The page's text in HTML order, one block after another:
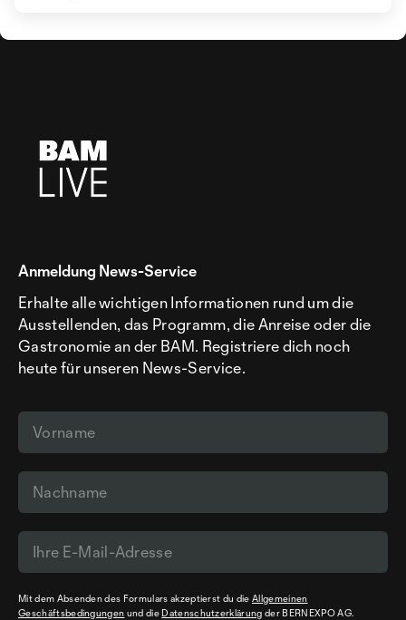
Anmeldung News-Service
Erhalte alle wichtigen Informationen rund um die
Ausstellenden, das Programm, die Anreise oder die
Gastronomie an der BAM. Registriere dich noch
heute für unseren News-Service.
Mit dem Absenden des Formulars akzeptierst du dieAllgemeinen
Geschäftsbedingungen und die Datenschutzerklärung der BERNEXPO AG.